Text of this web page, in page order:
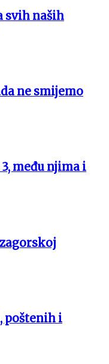
svih naših
ne smijemo
među njima i
poštenih i